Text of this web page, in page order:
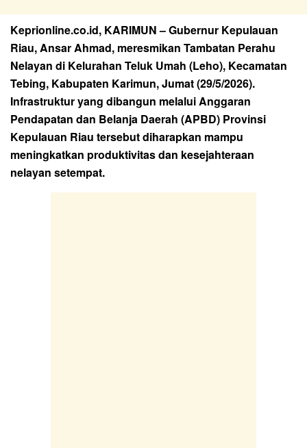
Keprionline.co.id, KARIMUN – Gubernur Kepulauan
Riau, Ansar Ahmad, meresmikan Tambatan Perahu
Nelayan di Kelurahan Teluk Umah (Leho), Kecamatan
Tebing, Kabupaten Karimun, Jumat (29/5/2026).
Infrastruktur yang dibangun melalui Anggaran
Pendapatan dan Belanja Daerah (APBD) Provinsi
Kepulauan Riau tersebut diharapkan mampu
meningkatkan produktivitas dan kesejahteraan
nelayan setempat.